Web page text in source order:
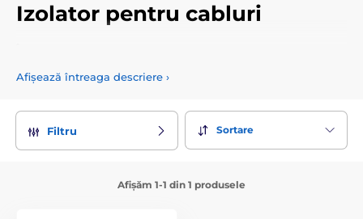
Izolator pentru cabluri
asamblării rapide și sunt foarte greu de furat.
Afișează întreaga descriere ›
Filtru Sortare
Afișăm 1-1 din 1 produsele